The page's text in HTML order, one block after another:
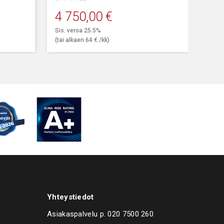
Sisäpuolinen kiinnitys 12 - 24,5".
Ulkopuolinen kiinnitys 10 - 22".
4 750,00 €
Sis. veroa 25.5%
(tai alkaen 64 € /kk)
Yhteystiedot
Asiakaspalvelu p.020 7500 260